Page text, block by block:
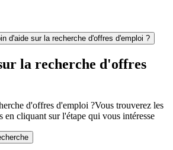
d'aide sur la recherche d'offres d'emploi ?
la recherche d'offres
d'offres d'emploi ?Vous trouverez les
en cliquant sur l'étape qui vous intéresse